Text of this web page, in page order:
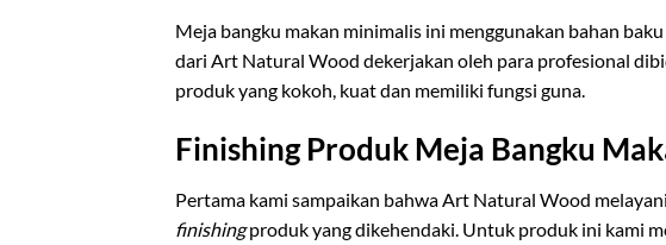
Meja bangku makan minimalis ini menggunakan bahan
dari Art Natural Wood dekerjakan oleh para profesional
produk yang kokoh, kuat dan memiliki fungsi guna.
Finishing Produk Meja Bangku
Pertama kami sampaikan bahwa Art Natural Wood melayani
finishingproduk yang dikehendaki. Untuk produk ini kami